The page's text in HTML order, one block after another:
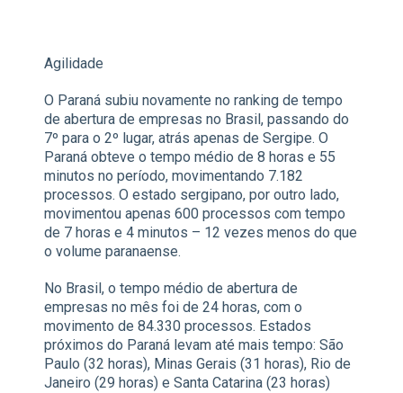
Agilidade
O Paraná subiu novamente no ranking de tempo
de abertura de empresas no Brasil, passando do
7º para o 2º lugar, atrás apenas de Sergipe. O
Paraná obteve o tempo médio de 8 horas e 55
minutos no período, movimentando 7.182
processos. O estado sergipano, por outro lado,
movimentou apenas 600 processos com tempo
de 7 horas e 4 minutos – 12 vezes menos do que
o volume paranaense.
No Brasil, o tempo médio de abertura de
empresas no mês foi de 24 horas, com o
movimento de 84.330 processos. Estados
próximos do Paraná levam até mais tempo: São
Paulo (32 horas), Minas Gerais (31 horas), Rio de
Janeiro (29 horas) e Santa Catarina (23 horas)